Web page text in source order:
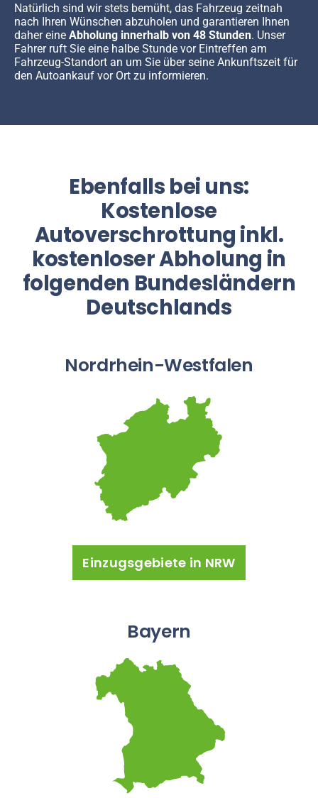
Natürlich sind wir stets bemüht, das Fahrzeug zeitnah
nach Ihren Wünschen abzuholen und garantieren Ihnen
daher eine Abholung innerhalb von 48 Stunden. Unser
Fahrer ruft Sie eine halbe Stunde vor Eintreffen am
Fahrzeug-Standort an um Sie über seine Ankunftszeit für
den Autoankauf vor Ort zu informieren.
Ebenfalls bei uns:
Kostenlose
Autoverschrottung inkl.
kostenloser Abholung in
folgenden Bundesländern
Deutschlands
Nordrhein-Westfalen
Einzugsgebiete in NRW
Bayern